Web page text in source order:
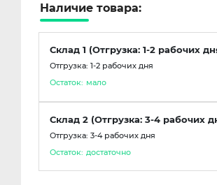
Наличие товара:
Склад 1 (Отгрузка: 1-2 рабочих
Отгрузка: 1-2 рабочих дня
Остаток: мало
Склад 2 (Отгрузка: 3-4 рабочих
Отгрузка: 3-4 рабочих дня
Остаток: достаточно